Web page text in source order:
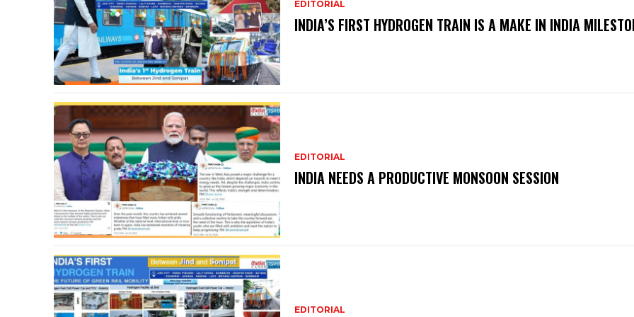
EDITORIAL
INDIA’S FIRST HYDROGEN TRAIN IS A MAKE IN INDIA
EDITORIAL
INDIA NEEDS A PRODUCTIVE MONSOON SESSION
EDITORIAL